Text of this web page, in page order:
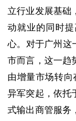
立行业发展基础
动就业的同时
心。对于广州这
市而言，这一趋
由增量市场转向
异军突起，依托
式输出商管服务